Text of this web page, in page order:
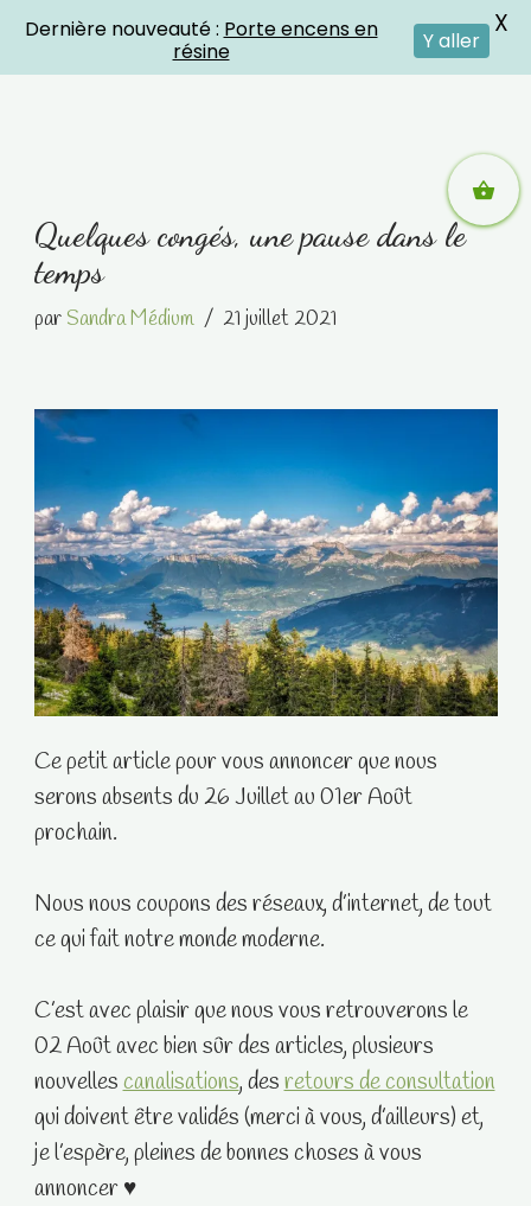
au
contenu
Quelques congés, une pause dans le
temps
par Sandra Médium 21 juillet 2021
Ce petit article pour vous annoncer que nous
serons absents du 26 Juillet au 01er Août
prochain.
Nous nous coupons des réseaux, d’internet, de tout
ce qui fait notre monde moderne.
C’est avec plaisir que nous vous retrouverons le
02 Août avec bien sûr des articles, plusieurs
nouvellescanalisations, desretours de consultation
qui doivent être validés (merci à vous, d’ailleurs) et,
je l’espère, pleines de bonnes choses à vous
annoncer ♥
Dernière nouveauté : Porte encens en
résine
Y aller
X
Crystal Energies